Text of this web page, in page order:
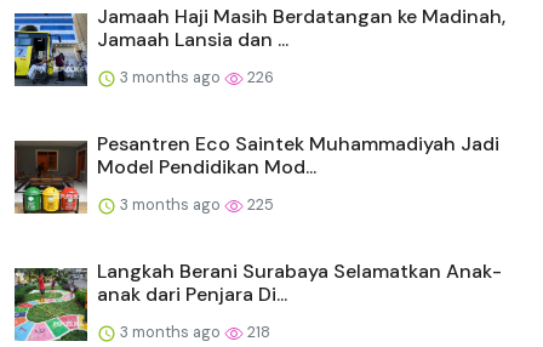
Jamaah Haji Masih Berdatangan ke Madinah,
Jamaah Lansia dan ...
3 months ago 226
Pesantren Eco Saintek Muhammadiyah Jadi
Model Pendidikan Mod...
3 months ago 225
Langkah Berani Surabaya Selamatkan Anak-
anak dari Penjara Di...
3 months ago 218